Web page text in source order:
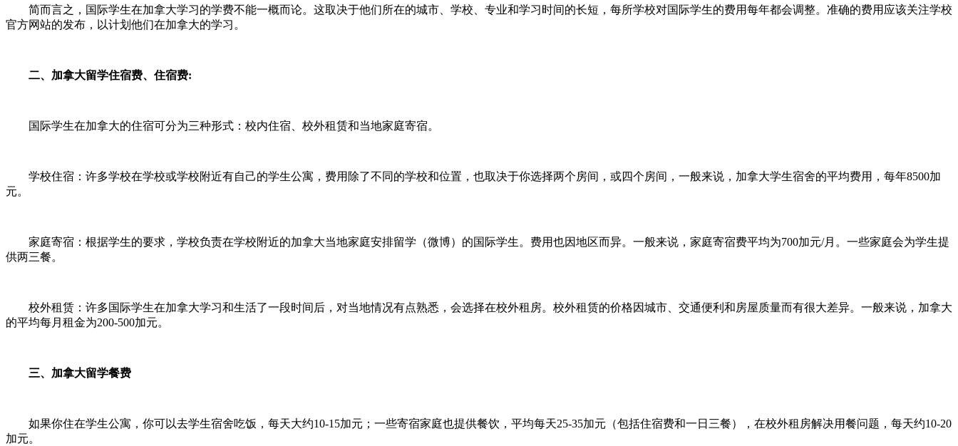
简而言之，国际学生在加拿大学习的学费不能一概而论。这取决于他们所在的城市、学校、专业和学习时间的长短，每所学校对国际学生的费用每年都会调整。准确的费用应该关注学校
官方网站的发布，以计划他们在加拿大的学习。
二、加拿大留学住宿费、住宿费:
国际学生在加拿大的住宿可分为三种形式：校内住宿、校外租赁和当地家庭寄宿。
学校住宿：许多学校在学校或学校附近有自己的学生公寓，费用除了不同的学校和位置，也取决于你选择两个房间，或四个房间，一般来说，加拿大学生宿舍的平均费用，每年8500加
元。
家庭寄宿：根据学生的要求，学校负责在学校附近的加拿大当地家庭安排留学（微博）的国际学生。费用也因地区而异。一般来说，家庭寄宿费平均为700加元/月。一些家庭会为学生提
供两三餐。
校外租赁：许多国际学生在加拿大学习和生活了一段时间后，对当地情况有点熟悉，会选择在校外租房。校外租赁的价格因城市、交通便利和房屋质量而有很大差异。一般来说，加拿大
的平均每月租金为200-500加元。
三、加拿大留学餐费
如果你住在学生公寓，你可以去学生宿舍吃饭，每天大约10-15加元；一些寄宿家庭也提供餐饮，平均每天25-35加元（包括住宿费和一日三餐），在校外租房解决用餐问题，每天约10-20
加元。